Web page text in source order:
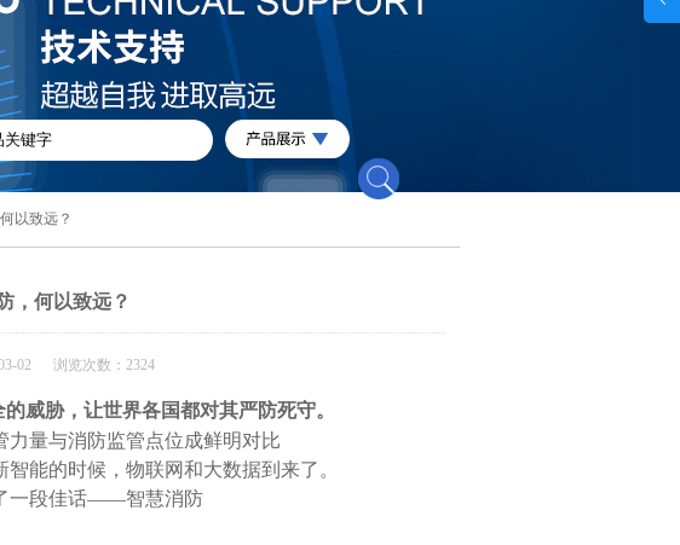
以致远？
，何以致远？
02 浏览次数：2324
威胁，让世界各国都对其严防死守。
量与消防监管点位成鲜明对比
能的时候，物联网和大数据到来了。
一段佳话——智慧消防